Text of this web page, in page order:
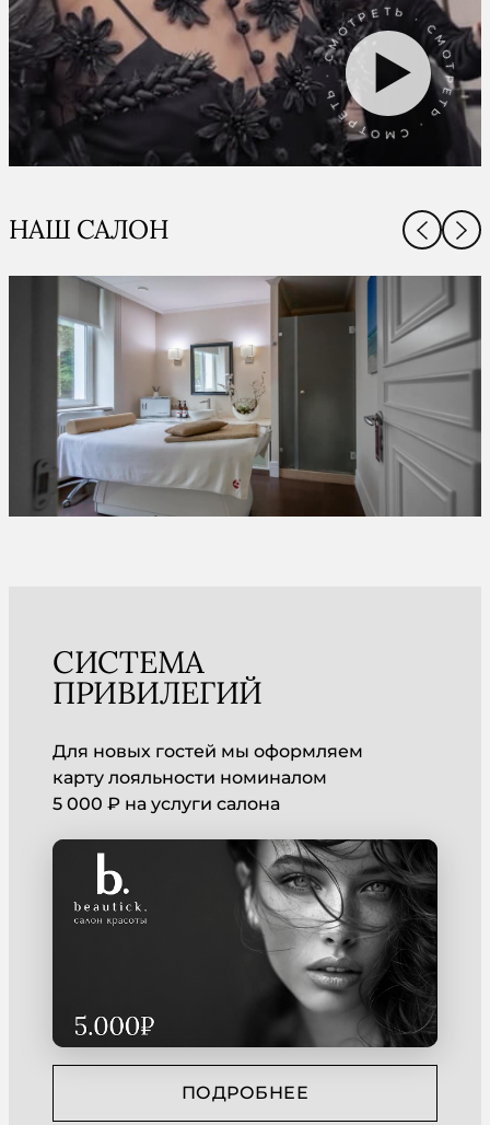
СМОТРЕТЬ · СМОТРЕТЬ · СМОТРЕТЬ ·
НАШ САЛОН
СИСТЕМА
ПРИВИЛЕГИЙ
Для новых гостей мы оформляем
карту лояльности номиналом
5 000 ₽ на услуги салона
ПОДРОБНЕЕ